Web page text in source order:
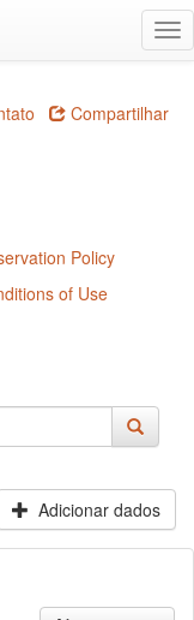
Compartilhar
Policy
of Use
Adicionar dados